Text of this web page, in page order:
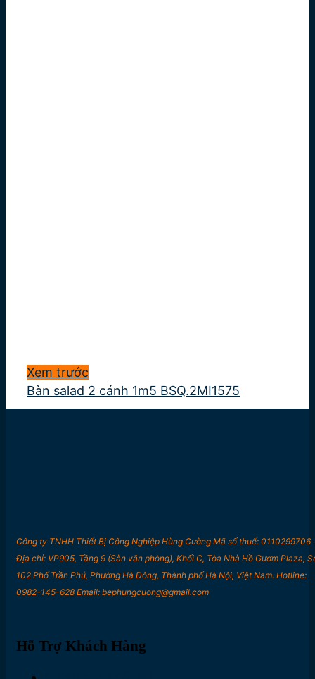
Xem trước
Bàn salad 2 cánh 1m5 BSQ.2MI1575
Công ty TNHH Thiết Bị Công Nghiệp Hùng Cường Mã số thuế: 0110299706
Địa chỉ: VP905, Tầng 9 (Sàn văn phòng), Khối C, Tòa Nhà Hồ Gươm Plaza,
102 Phố Trần Phú, Phường Hà Đông, Thành phố Hà Nội, Việt Nam. Hotline:
0982-145-628 Email: bephungcuong@gmail.com
Hỗ Trợ Khách Hàng